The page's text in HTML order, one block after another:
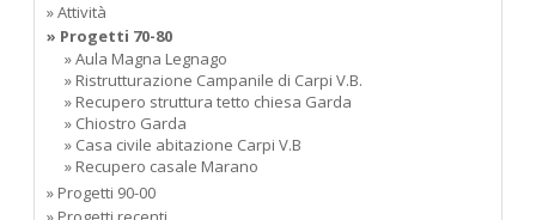
» Attività
» Progetti 70-80
» Aula Magna Legnago
» Ristrutturazione Campanile di Carpi V.B.
» Recupero struttura tetto chiesa Garda
» Chiostro Garda
» Casa civile abitazione Carpi V.B
» Recupero casale Marano
» Progetti 90-00